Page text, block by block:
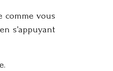
comme vous
s’appuyant